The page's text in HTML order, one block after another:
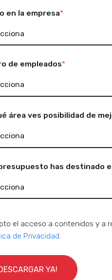
en la empresa*
de empleados*
área ves posibilidad de
has destinado
el acceso a contenidos y a
de Privacidad.